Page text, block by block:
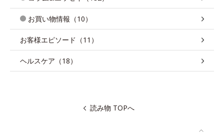
お買い物情報（10）
お客様エピソード（11）
ヘルスケア（18）
読み物 TOPへ